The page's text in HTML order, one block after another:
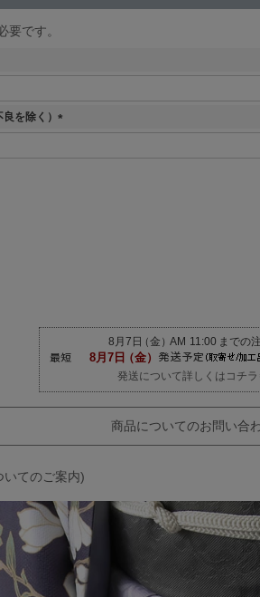
です。
を除く）
(
発送について詳しくはコチ
商品についてのお問い合
てのご案内)